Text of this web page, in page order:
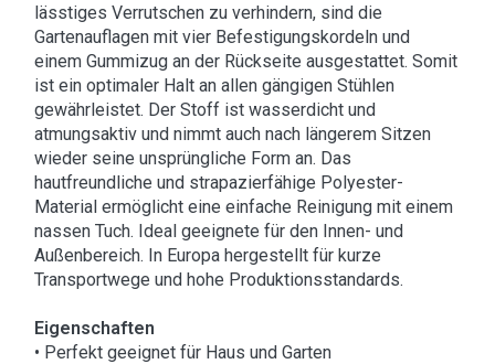
lässtiges Verrutschen zu verhindern, sind die
Gartenauflagen mit vier Befestigungskordeln und
einem Gummizug an der Rückseite ausgestattet. Somit
ist ein optimaler Halt an allen gängigen Stühlen
gewährleistet. Der Stoff ist wasserdicht und
atmungsaktiv und nimmt auch nach längerem Sitzen
wieder seine unsprüngliche Form an. Das
hautfreundliche und strapazierfähige Polyester-
Material ermöglicht eine einfache Reinigung mit einem
nassen Tuch. Ideal geeignete für den Innen- und
Außenbereich. In Europa hergestellt für kurze
Transportwege und hohe Produktionsstandards.
Eigenschaften
• Perfekt geeignet für Haus und Garten